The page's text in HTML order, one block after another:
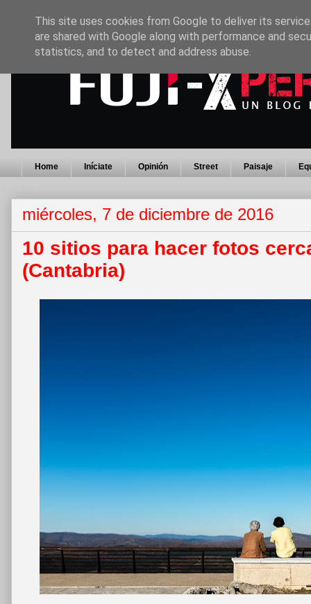
Home Iníciate Opinión Street Paisaje
miércoles, 7 de diciembre de 2016
10 sitios para hacer fotos
(Cantabria)
This site uses cookies from Google to deliver its
are shared with Google along with performance and
statistics, and to detect and address abuse.